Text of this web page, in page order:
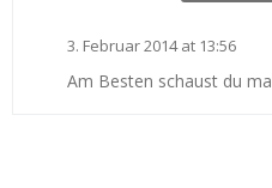
3. Februar 2014 at 13:56
Am Besten schaust du